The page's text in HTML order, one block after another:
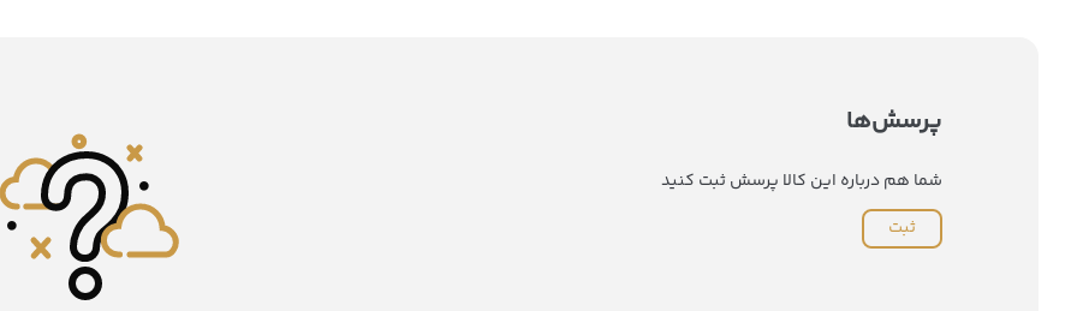
پرسش‌ها
شما هم درباره این کالا پرسش ثبت کنید
ثبت